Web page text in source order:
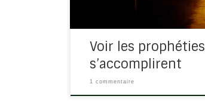
Voir les prophéties
s’accomplirent
1 commentaire